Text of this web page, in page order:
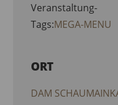
Veranstaltung-
Tags:MEGA-MENU
ORT
DAM